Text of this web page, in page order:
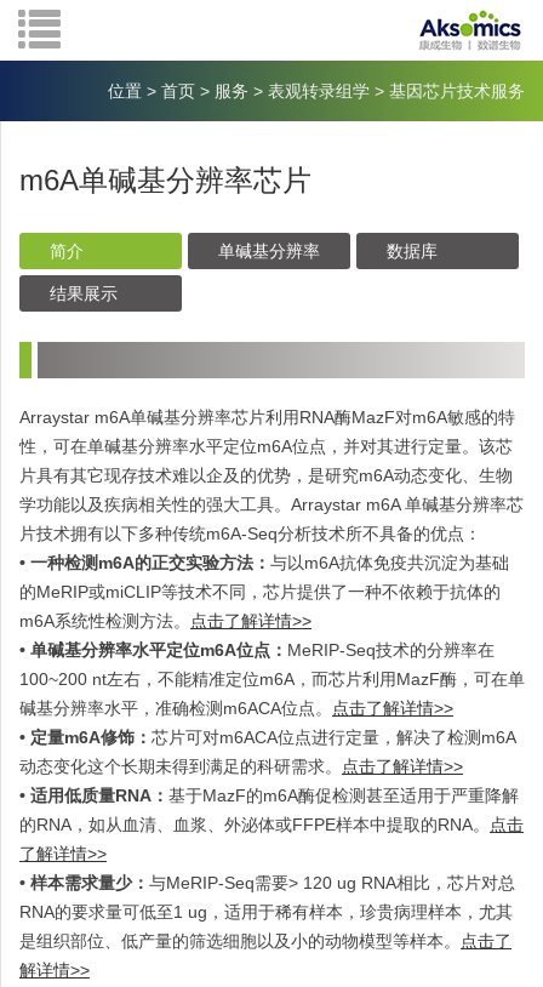
位置 > 首页 > 服务 > 表观转录组学 > 基因芯片技术服务
m6A单碱基分辨率芯片
简介 单碱基分辨率 数据库
结果展示
Arraystar m6A单碱基分辨率芯片利用RNA酶MazF对m6A敏感的特
性，可在单碱基分辨率水平定位m6A位点，并对其进行定量。该芯
片具有其它现存技术难以企及的优势，是研究m6A动态变化、生物
学功能以及疾病相关性的强大工具。Arraystar m6A 单碱基分辨率芯
片技术拥有以下多种传统m6A-Seq分析技术所不具备的优点：
• 一种检测m6A的正交实验方法： 与以m6A抗体免疫共沉淀为基础
的MeRIP或miCLIP等技术不同，芯片提供了一种不依赖于抗体的
m6A系统性检测方法。
点击了解详情>>
• 单碱基分辨率水平定位m6A位点： MeRIP-Seq技术的分辨率在
100~200 nt左右，不能精准定位m6A，而芯片利用MazF酶，可在单
碱基分辨率水平，准确检测m6ACA位点。
点击了解详情>>
• 定量m6A修饰： 芯片可对m6ACA位点进行定量，解决了检测m6A
动态变化这个长期未得到满足的科研需求。
点击了解详情>>
• 适用低质量RNA： 基于MazF的m6A酶促检测甚至适用于严重降解
的RNA，如从血清、血浆、外泌体或FFPE样本中提取的RNA。
点击
了解详情>>
• 样本需求量少： 与MeRIP-Seq需要> 120 ug RNA相比，芯片对总
RNA的要求量可低至1 ug，适用于稀有样本，珍贵病理样本，尤其
是组织部位、低产量的筛选细胞以及小的动物模型等样本。
点击了
解详情>>